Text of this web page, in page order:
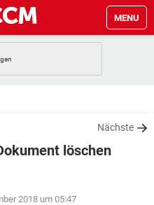
MENU
TIKTOK
STREAMING
INSTAGRAM
Nächste
löschen
2018 um 05:47